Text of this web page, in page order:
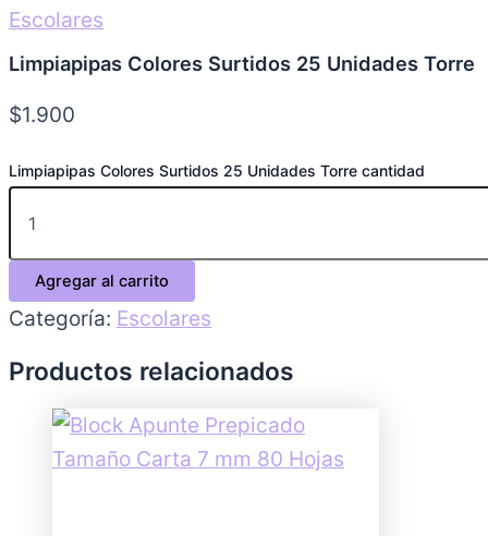
Escolares
Limpiapipas Colores Surtidos 25 Unidades Torre
$1.900
Limpiapipas Colores Surtidos 25 Unidades Torre cantidad
Agregar al carrito
Categoría: Escolares
Productos relacionados